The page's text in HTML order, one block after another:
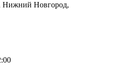
Нижний Новгород,